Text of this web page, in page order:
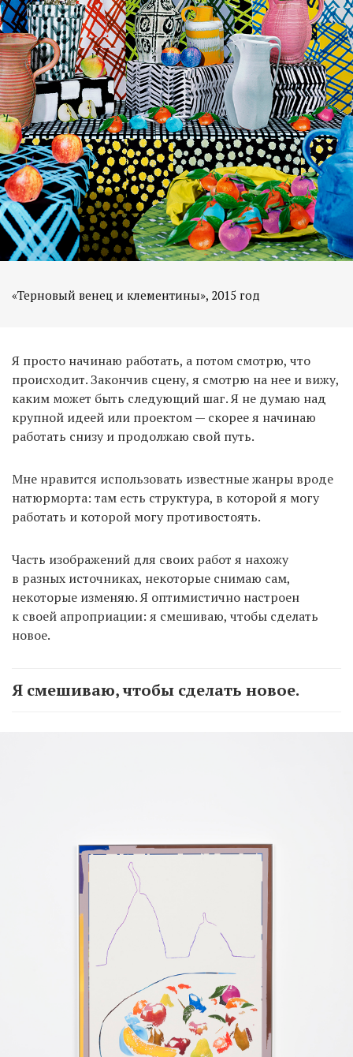
«Терновый венец и клементины», 2015 год
Я просто начинаю работать, а потом смотрю, что
происходит. Закончив сцену, я смотрю на нее и вижу,
каким может быть следующий шаг. Я не думаю над
крупной идеей или проектом — скорее я начинаю
работать снизу и продолжаю свой путь.
Мне нравится использовать известные жанры вроде
натюрморта: там есть структура, в которой я могу
работать и которой могу противостоять.
Часть изображений для своих работ я нахожу
в разных источниках, некоторые снимаю сам,
некоторые изменяю. Я оптимистично настроен
к своей апроприации: я смешиваю, чтобы сделать
новое.
Я смешиваю, чтобы сделать новое.